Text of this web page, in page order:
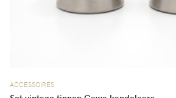
ACCESSOIRES